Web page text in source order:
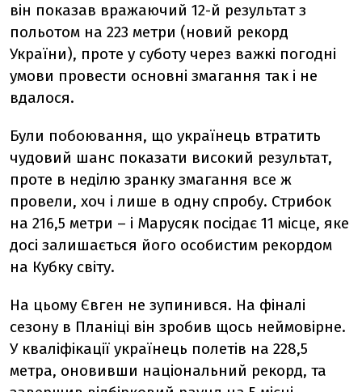
він показав вражаючий 12-й результат з
польотом на 223 метри (новий рекорд
України), проте у суботу через важкі погодні
умови провести основні змагання так і не
вдалося.
Були побоювання, що українець втратить
чудовий шанс показати високий результат,
проте в неділю зранку змагання все ж
провели, хоч і лише в одну спробу. Стрибок
на 216,5 метри – і Марусяк посідає 11 місце, яке
досі залишається його особистим рекордом
на Кубку світу.
На цьому Євген не зупинився. На фіналі
сезону в Планіці він зробив щось неймовірне.
У кваліфікації українець полетів на 228,5
метра, оновивши національний рекорд, та